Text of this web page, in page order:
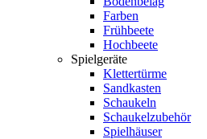
Farben
Frühbeete
Hochbeete
Spielgeräte
Klettertürme
Sandkasten
Schaukeln
Schaukelzubehör
Spielhäuser